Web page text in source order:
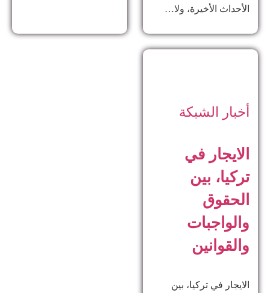
الأحداث الأخيرة، ولا…
أخبار الشبكة
الايجار في
تركيا، بين
الحقوق
والواجبات
والقوانين
الايجار في تركيا، بين